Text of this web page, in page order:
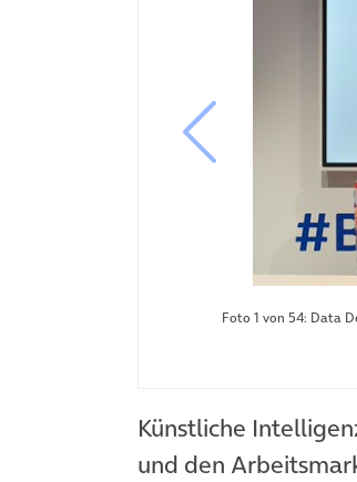
Foto 1 von 54: Data
vorheriges Bild
Künstliche
und den